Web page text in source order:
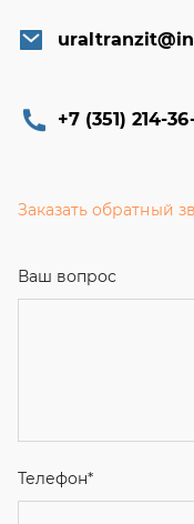
+7 (351) 214-
Заказать обратный
Ваш вопрос